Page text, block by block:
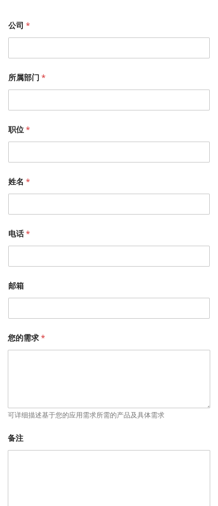
公司 *
所属部门 *
职位*
姓名 *
电话*
邮箱
您的需求*
可详细描述基于您的应用需求所需的产品及具体需求
备注